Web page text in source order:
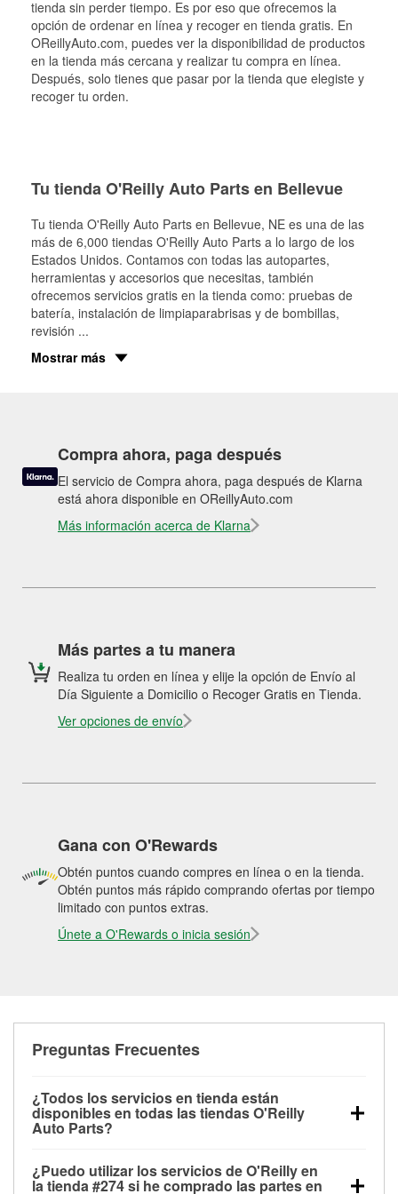
tienda sin perder tiempo. Es por eso que ofrecemos la
opción de ordenar en línea y recoger en tienda gratis. En
OReillyAuto.com, puedes ver la disponibilidad de productos
en la tienda más cercana y realizar tu compra en línea.
Después, solo tienes que pasar por la tienda que elegiste y
recoger tu orden.
Tu tienda O'Reilly Auto Parts en Bellevue
Tu tienda O'Reilly Auto Parts en Bellevue, NE es una de las
más de 6,000 tiendas O'Reilly Auto Parts a lo largo de los
Estados Unidos. Contamos con todas las autopartes,
herramientas y accesorios que necesitas, también
ofrecemos servicios gratis en la tienda como: pruebas de
batería, instalación de limpiaparabrisas y de bombillas,
revisión ...
Mostrar más
Compra ahora, paga después
El servicio de Compra ahora, paga después de Klarna
está ahora disponible en OReillyAuto.com
Más información acerca de Klarna
Más partes a tu manera
Realiza tu orden en línea y elije la opción de Envío al
Día Siguiente a Domicilio o Recoger Gratis en Tienda.
Ver opciones de envío
Gana con O'Rewards
Obtén puntos cuando compres en línea o en la tienda.
Obtén puntos más rápido comprando ofertas por tiempo
limitado con puntos extras.
Únete a O'Rewards o inicia sesión
Preguntas Frecuentes
¿Todos los servicios en tienda están
disponibles en todas las tiendas O'Reilly
Auto Parts?
las pruebas de batería, pruebas de alternador y
¿Puedo utilizar los servicios de O'Reilly en
la tienda #274 si he comprado las partes en